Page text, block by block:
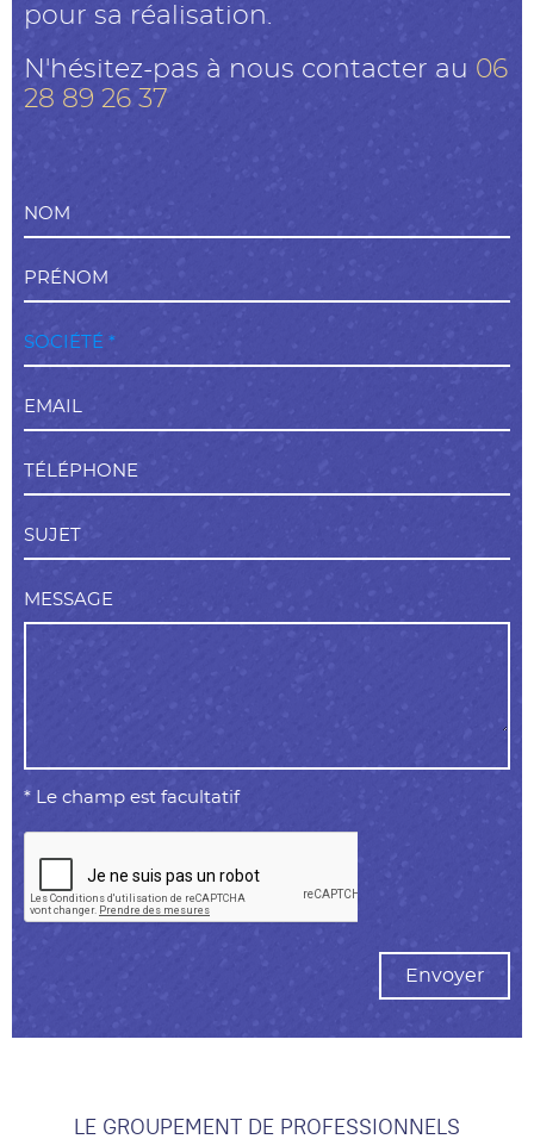
pour sa réalisation.
N'hésitez-pas à nous contacter au 06
28 89 26 37
NOM
PRÉNOM
SOCIÉTÉ *
EMAIL
TÉLÉPHONE
SUJET
MESSAGE
* Le champ est facultatif
Envoyer
LE GROUPEMENT DE PROFESSIONNELS